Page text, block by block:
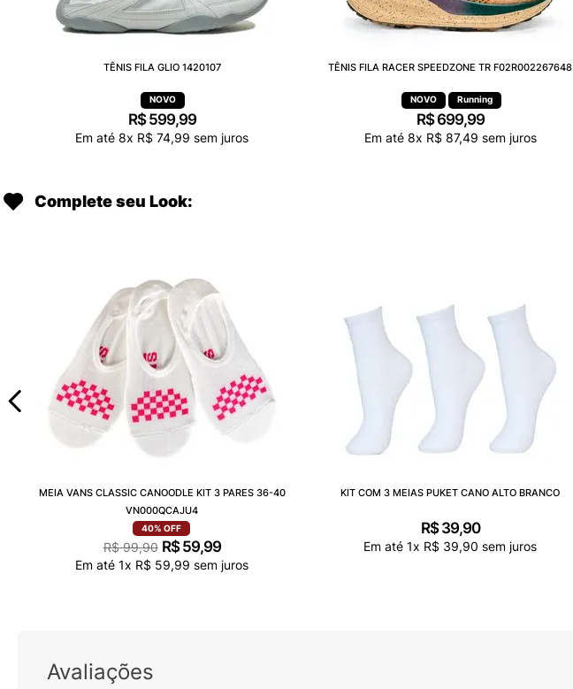
TÊNIS FILA GLIO 1420107
R$ 599,99
Em até 8x R$ 74,99 sem juros
TÊNIS FILA RACER SPEEDZONE TR F02R002267648
Running
R$ 699,99
Em até 8x R$ 87,49 sem juros
Complete seu Look:
MEIA VANS CLASSIC CANOODLE KIT 3 PARES 36-40
VN000QCAJU4
40% OFF
R$ 99,90 R$ 59,99
Em até 1x R$ 59,99 sem juros
KIT COM 3 MEIAS PUKET CANO ALTO BRANCO
R$ 39,90
Em até 1x R$ 39,90 sem juros
Avaliações